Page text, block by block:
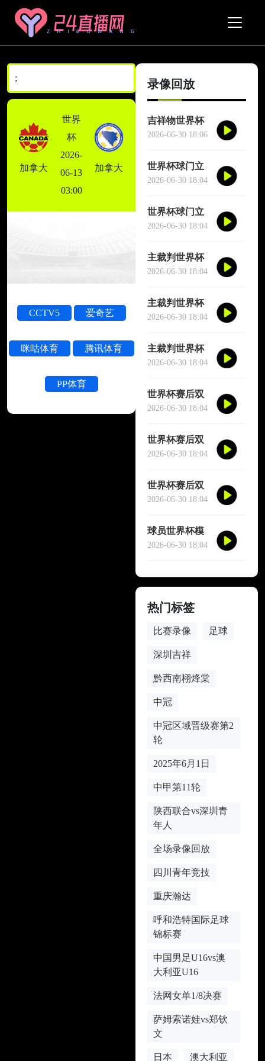
;
加拿大
世界
杯
2026-
06-13
03:00
加拿大
CCTV5 爱奇艺
咪咕体育 腾讯体育
PP体育
录像回放
吉祥物世界杯
场边跳舞干扰
2026-06-30 18:06
世界杯球门立
柱三次救险
2026-06-30 18:04
世界杯球门立
柱三次救险
2026-06-30 18:04
主裁判世界杯
被撞晕短暂失
2026-06-30 18:04
主裁判世界杯
被撞晕短暂失
2026-06-30 18:04
主裁判世界杯
被撞晕短暂失
2026-06-30 18:04
世界杯赛后双
方球员大规模
2026-06-30 18:04
世界杯赛后双
方球员大规模
2026-06-30 18:04
世界杯赛后双
方球员大规模
2026-06-30 18:04
球员世界杯模
仿哈兰德冥想
2026-06-30 18:04
热门标签
比赛录像 足球
深圳吉祥
黔西南栩烽棠
中冠
中冠区域晋级赛第2
轮
2025年6月1日
中甲第11轮
陕西联合vs深圳青
年人
全场录像回放
四川青年竞技
重庆瀚达
呼和浩特国际足球
锦标赛
中国男足U16vs澳
大利亚U16
法网女单1/8决赛
萨姆索诺娃vs郑钦
文
日本 澳大利亚